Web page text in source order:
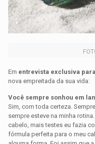
Em entrevista exclusiva
nova empreitada da sua vida:
Você sempre sonhou em
Sim, com toda certeza.
sempre esteve na minha
cabelo, mais testes eu fazia
fórmula perfeita para o meu